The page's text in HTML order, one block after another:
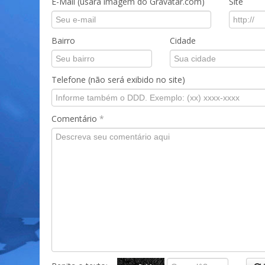
Bairro Cidade
Telefone (não será exibido no site)
Comentário *